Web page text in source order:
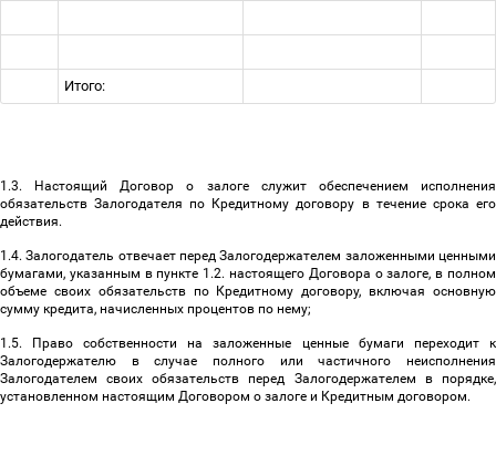
Итого:
1.3. Настоящий Договор о залоге служит обеспечением исполнения
обязательств Залогодателя по Кредитному договору в течение срока его
действия.
1.4. Залогодатель отвечает перед Залогодержателем заложенными ценными
бумагами, указанным в пункте 1.2. настоящего Договора о залоге, в полном
объеме своих обязательств по Кредитному договору, включая основную
сумму кредита, начисленных процентов по нему;
1.5. Право собственности на заложенные ценные бумаги переходит к
Залогодержателю в случае полного или частичного неисполнения
Залогодателем своих обязательств перед Залогодержателем в порядке,
установленном настоящим Договором о залоге и Кредитным договором.